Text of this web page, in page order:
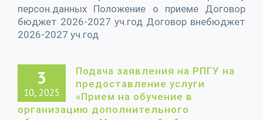
персон.данных Положение о приеме Договор
бюджет 2026-2027 уч.год Договор внебюджет
2026-2027 уч.год
3
10, 2025
Подача заявления на РПГУ на
предоставление услуги
«Прием на обучение в
организацию дополнительного